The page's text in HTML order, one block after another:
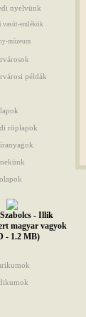
nyelvünk
vasút-emlékök
múzeum
példák
röplapok
- Illik
magyar vagyok
- 1.2 MB)